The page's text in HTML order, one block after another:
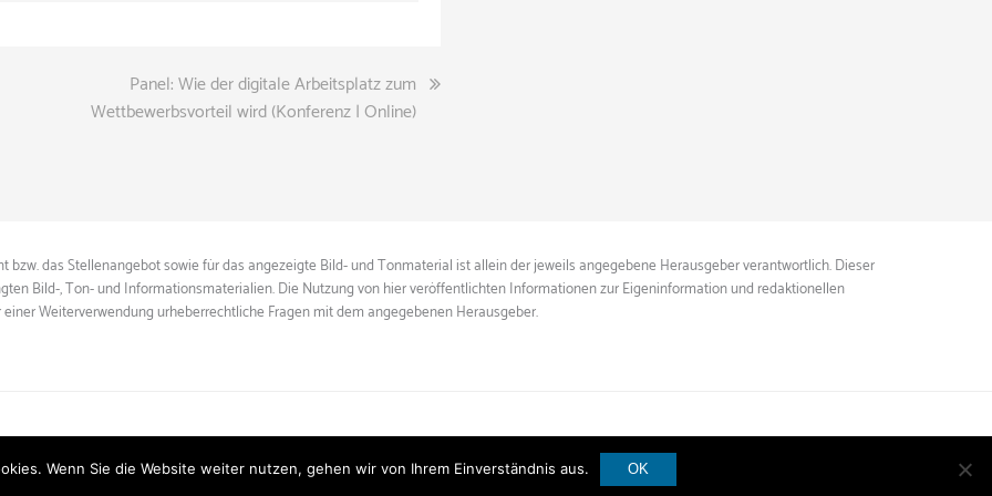
Panel: Wie der digitale Arbeitsplatz zum
Wettbewerbsvorteil wird (Konferenz | Online)
bzw. das Stellenangebot sowie für das angezeigte Bild- und Tonmaterial ist allein der jeweils angegebene Herausgeber verantwortlich. Dieser
Bild-, Ton- und Informationsmaterialien. Die Nutzung von hier veröffentlichten Informationen zur Eigeninformation und redaktionellen
Weiterverwendung urheberrechtliche Fragen mit dem angegebenen Herausgeber.
Wenn Sie die Website weiter nutzen, gehen wir von Ihrem Einverständnis aus. OK